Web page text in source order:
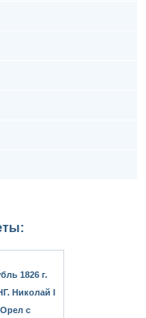
1826 г.
Николай I
Орел с